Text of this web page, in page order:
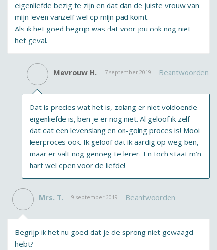
eigenliefde bezig te zijn en dat dan de juiste vrouw van
mijn leven vanzelf wel op mijn pad komt.
Als ik het goed begrijp was dat voor jou ook nog niet
het geval.
Mevrouw H. 7 september 2019 Beantwoorden
Dat is precies wat het is, zolang er niet voldoende
eigenliefde is, ben je er nog niet. Al geloof ik zelf
dat dat een levenslang en on-going proces is! Mooi
leerproces ook. Ik geloof dat ik aardig op weg ben,
maar er valt nog genoeg te leren. En toch staat m’n
hart wel open voor de liefde!
Mrs. T. 9 september 2019 Beantwoorden
Begrijp ik het nu goed dat je de sprong niet gewaagd
hebt?